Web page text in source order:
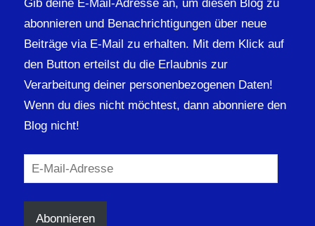
Gib deine E-Mail-Adresse an, um diesen Blog zu
abonnieren und Benachrichtigungen über neue
Beiträge via E-Mail zu erhalten. Mit dem Klick auf
den Button erteilst du die Erlaubnis zur
Verarbeitung deiner personenbezogenen Daten!
Wenn du dies nicht möchtest, dann abonniere den
Blog nicht!
E-
Mail-
Adresse
Abonnieren